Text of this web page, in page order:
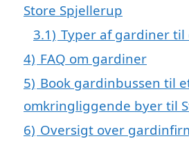
Store Spjellerup
3.1) Typer af gardiner
4) FAQ om gardiner
5) Book gardinbussen til
omkringliggende byer til
6) Oversigt over